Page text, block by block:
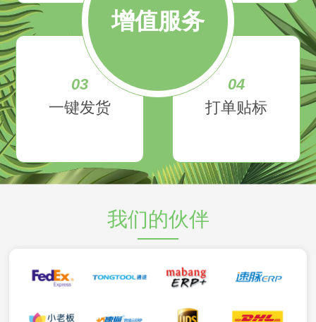
增值服务
03
一键发货
04
打单贴标
我们的伙伴